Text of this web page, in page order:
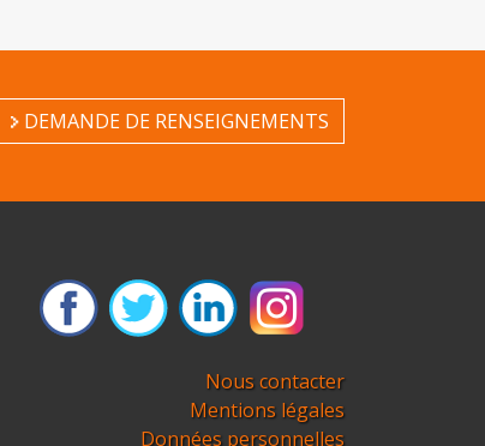
DEMANDE DE RENSEIGNEMENTS
Nous contacter
Mentions légales
Données personnelles